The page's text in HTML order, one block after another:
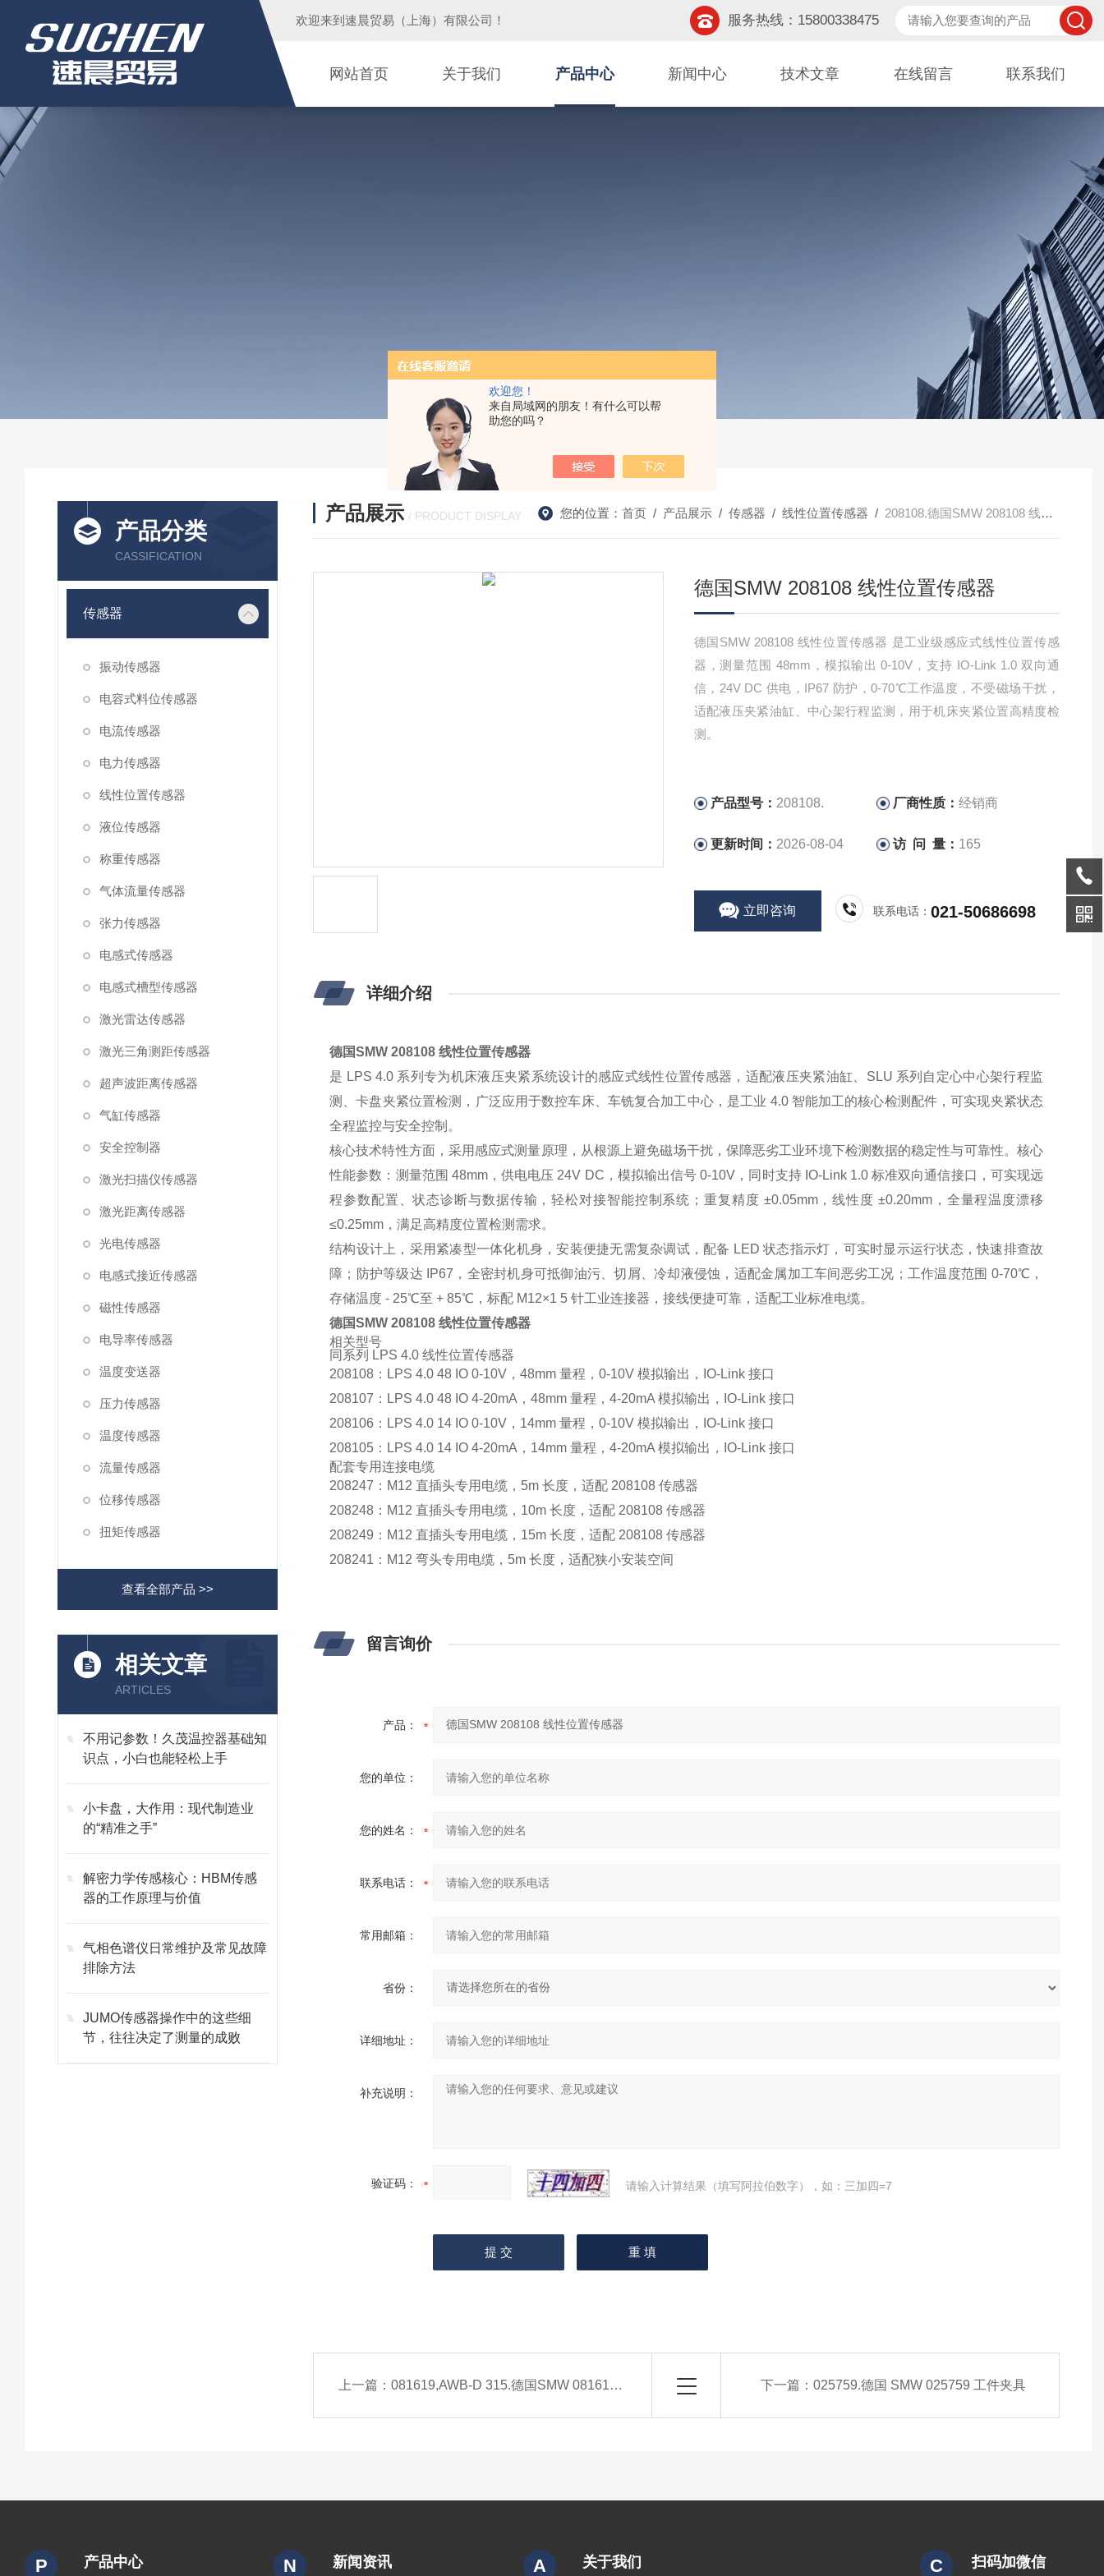
欢迎您！
来自局域网的朋友！有什么可以帮
助您的吗？
欢迎来到 速晨贸易（上海）有限公司 ！ 服务热线：15800338475
网站首页 关于我们 产品中心 新闻中心 技术文章 在线留言 联系我们
产品分类
CASSIFICATION
传感器
振动传感器
电容式料位传感器
电流传感器
电力传感器
线性位置传感器
液位传感器
称重传感器
气体流量传感器
张力传感器
电感式传感器
电感式槽型传感器
激光雷达传感器
激光三角测距传感器
超声波距离传感器
气缸传感器
安全控制器
激光扫描仪传感器
激光距离传感器
光电传感器
电感式接近传感器
磁性传感器
电导率传感器
温度变送器
压力传感器
温度传感器
流量传感器
位移传感器
扭矩传感器
查看全部产品 >>
相关文章
ARTICLES
不用记参数！久茂温控器基础知
识点，小白也能轻松上手
小卡盘，大作用：现代制造业
的“精准之手”
解密力学传感核心：HBM传感
器的工作原理与价值
气相色谱仪日常维护及常见故障
排除方法
JUMO传感器操作中的这些细
节，往往决定了测量的成败
产品展示 / PRODUCT DISPLAY 您的位置： 首页/ 产品展示/ 传感器 / 线性位置传感器 / 208108.德国SMW 208108 线性位置传感器
德国SMW 208108 线性位置传感器
德国SMW 208108 线性位置传感器 是工业级感应式线性位置传感
器，测量范围 48mm，模拟输出 0-10V，支持 IO-Link 1.0 双向通
信，24V DC 供电，IP67 防护，0-70℃工作温度，不受磁场干扰，
适配液压夹紧油缸、中心架行程监测，用于机床夹紧位置高精度检
测。
产品型号： 208108. 厂商性质：经销商
更新时间： 2026-08-04 访 问 量： 165
立即咨询 联系电话：021-50686698
详细介绍
德国SMW 208108 线性位置传感器
是 LPS 4.0 系列专为机床液压夹紧系统设计的感应式线性位置传感器，适配液压夹紧油缸、SLU 系列自定心中心架行程监
测、卡盘夹紧位置检测，广泛应用于数控车床、车铣复合加工中心，是工业 4.0 智能加工的核心检测配件，可实现夹紧状态
全程监控与安全控制。
核心技术特性方面，采用感应式测量原理，从根源上避免磁场干扰，保障恶劣工业环境下检测数据的稳定性与可靠性。核心
性能参数：测量范围 48mm，供电电压 24V DC，模拟输出信号 0-10V，同时支持 IO-Link 1.0 标准双向通信接口，可实现远
程参数配置、状态诊断与数据传输，轻松对接智能控制系统；重复精度 ±0.05mm，线性度 ±0.20mm，全量程温度漂移
≤0.25mm，满足高精度位置检测需求。
结构设计上，采用紧凑型一体化机身，安装便捷无需复杂调试，配备 LED 状态指示灯，可实时显示运行状态，快速排查故
障；防护等级达 IP67，全密封机身可抵御油污、切屑、冷却液侵蚀，适配金属加工车间恶劣工况；工作温度范围 0-70℃，
存储温度 - 25℃至 + 85℃，标配 M12×1 5 针工业连接器，接线便捷可靠，适配工业标准电缆。
德国SMW 208108 线性位置传感器
相关型号
同系列 LPS 4.0 线性位置传感器
208108：LPS 4.0 48 IO 0-10V，48mm 量程，0-10V 模拟输出，IO-Link 接口
208107：LPS 4.0 48 IO 4-20mA，48mm 量程，4-20mA 模拟输出，IO-Link 接口
208106：LPS 4.0 14 IO 0-10V，14mm 量程，0-10V 模拟输出，IO-Link 接口
208105：LPS 4.0 14 IO 4-20mA，14mm 量程，4-20mA 模拟输出，IO-Link 接口
配套专用连接电缆
208247：M12 直插头专用电缆，5m 长度，适配 208108 传感器
208248：M12 直插头专用电缆，10m 长度，适配 208108 传感器
208249：M12 直插头专用电缆，15m 长度，适配 208108 传感器
208241：M12 弯头专用电缆，5m 长度，适配狭小安装空间
留言询价
产品：
您的单位：
您的姓名：
联系电话：
常用邮箱：
省份：
详细地址：
补充说明：
验证码： 请输入计算结果（填写阿拉伯数字），如：三加四=7
上一篇：081619,AWB-D 315.德国SMW 081619,AWB-D 315 机床零件 软爪 下一篇： 025759.德国 SMW 025759 工件夹具
P 产品中心 N 新闻资讯 A 关于我们 C 扫码加微信